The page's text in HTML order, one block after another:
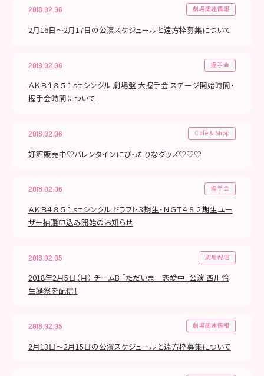
2018.02.06 劇場関連情報
2月16日～2月17日の公演スケジュールと遠方枠募集について
2018.02.06 握手会
ＡＫＢ４８ ５１ｓｔシングル 劇場盤 大握手会 ステージ開始時間・
握手会時間について
2018.02.06 Cafe & Shop
好評販売中♡バレンタインにぴったりなグッズ♡♡♡
2018.02.06 握手会
ＡＫＢ４８ ５１ｓｔシングル ドラフト３期生・ＮＧＴ４８ ２期生ユー
ザー抽選申込み開始のお知らせ
2018.02.05 劇場配信
2018年2月5日（月） チームB 「ただいま 恋愛中」公演 西川怜
生誕祭を配信！
2018.02.05 劇場関連情報
2月13日～2月15日の公演スケジュールと遠方枠募集について